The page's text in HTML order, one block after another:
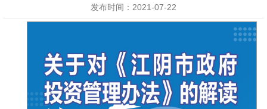
发布时间：2021-07-22